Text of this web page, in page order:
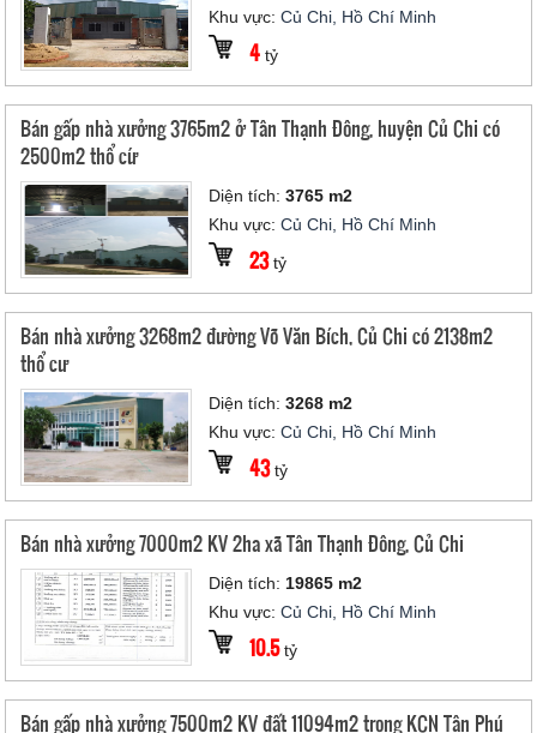
Khu vực:Củ Chi, Hồ Chí Minh
4 tỷ
Bán gấp nhà xưởng 3765m2 ở Tân Thạnh Đông, huyện Củ Chi có
2500m2 thổ cứ
Diện tích:3765 m2
Khu vực:Củ Chi, Hồ Chí Minh
23tỷ
Bán nhà xưởng 3268m2 đường Võ Văn Bích, Củ Chi có 2138m2
thổ cư
Diện tích:3268 m2
Khu vực:Củ Chi, Hồ Chí Minh
43tỷ
Bán nhà xưởng 7000m2 KV 2ha xã Tân Thạnh Đông, Củ Chi
Diện tích: 19865 m2
Khu vực:Củ Chi, Hồ Chí Minh
10.5tỷ
Bán gấp nhà xưởng 7500m2 KV đất 11094m2 trong KCN Tân Phú